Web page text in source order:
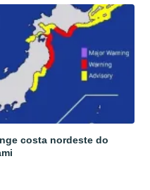
costa nordeste do